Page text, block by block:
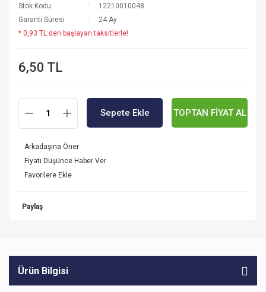
Stok Kodu
12210010048
Garanti Süresi
24 Ay
* 0,93 TL den başlayan taksitlerle!
6,50 TL
Sepete Ekle TOPTAN FİYAT AL
Arkadaşına Öner
Fiyatı Düşünce Haber Ver
Paylaş
Ürün Bilgisi